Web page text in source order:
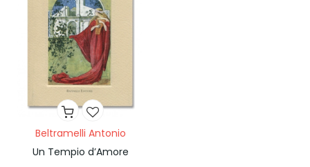
Beltramelli Antonio
Un Tempio d’Amore